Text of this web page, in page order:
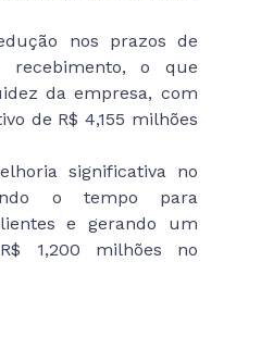
nos prazos de
recebimento, o que
da empresa, com
de R$ 4,155 milhões
significativa no
o tempo para
e gerando um
1,200 milhões no